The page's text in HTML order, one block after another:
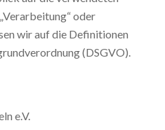
oder
wir auf die Definitionen
(DSGVO).
e.V.